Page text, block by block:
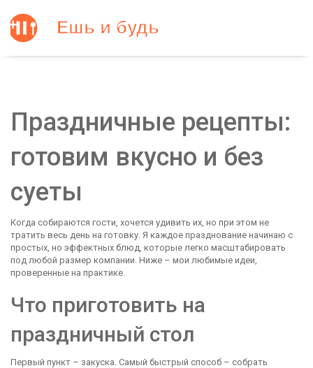
Праздничные рецепты:
готовим вкусно и без
суеты
Когда собираются гости, хочется удивить их, но при этом не
тратить весь день на готовку. Я каждое празднование начинаю с
простых, но эффектных блюд, которые легко масштабировать
под любой размер компании. Ниже – мои любимые идеи,
проверенные на практике.
Что приготовить на
праздничный стол
Первый пункт – закуска. Самый быстрый способ – собрать